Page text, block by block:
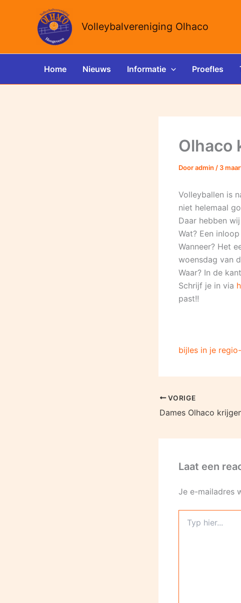
Volleybalvereniging Olhaco
Home Nieuws Informatie Proefles
Olhaco
Dooradmin / 3
Volleyballen is
niet helemaal
Daar hebben
Wat? Een
Wanneer? Het
woensdag van
Waar? In de
Schrijf je in via
past!!
bijles in je
VORIGE
Laat een
Je e-mailadres
hier...